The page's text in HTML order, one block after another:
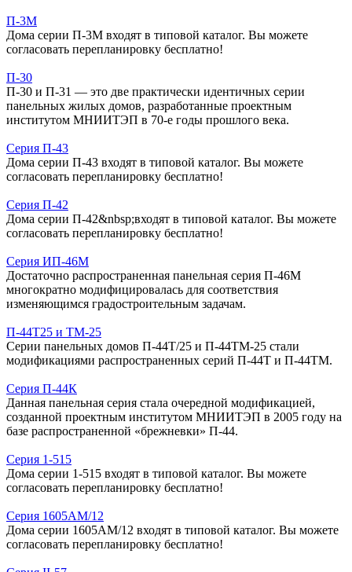
П-3М
Дома серии П-3М входят в типовой каталог. Вы можете
согласовать перепланировку бесплатно!
П-30
П-30 и П-31 — это две практически идентичных серии
панельных жилых домов, разработанные проектным
институтом МНИИТЭП в 70-е годы прошлого века.
Серия П-43
Дома серии П-43 входят в типовой каталог. Вы можете
согласовать перепланировку бесплатно!
Серия П-42
Дома серии П-42&nbsp;входят в типовой каталог. Вы можете
согласовать перепланировку бесплатно!
Серия ИП-46М
Достаточно распространенная панельная серия П-46М
многократно модифицировалась для соответствия
изменяющимся градостроительным задачам.
П-44Т25 и ТМ-25
Серии панельных домов П-44Т/25 и П-44ТМ-25 стали
модификациями распространенных серий П-44Т и П-44ТМ.
Серия П-44К
Данная панельная серия стала очередной модификацией,
созданной проектным институтом МНИИТЭП в 2005 году на
базе распространенной «брежневки» П-44.
Серия 1-515
Дома серии 1-515 входят в типовой каталог. Вы можете
согласовать перепланировку бесплатно!
Серия 1605АМ/12
Дома серии 1605АМ/12 входят в типовой каталог. Вы можете
согласовать перепланировку бесплатно!